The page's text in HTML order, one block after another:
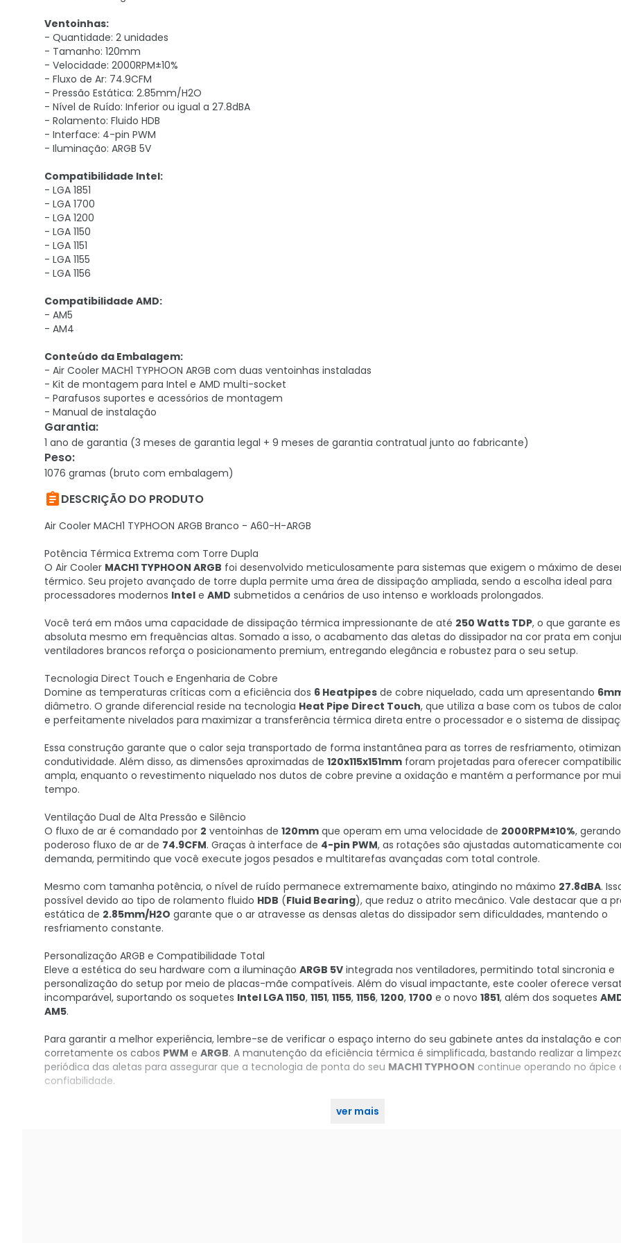
Ventoinhas:
- Quantidade: 2 unidades
- Tamanho: 120mm
- Velocidade: 2000RPM±10%
- Fluxo de Ar: 74.9CFM
- Pressão Estática: 2.85mm/H2O
- Nível de Ruído: Inferior ou igual a 27.8dBA
- Rolamento: Fluido HDB
- Interface: 4-pin PWM
- Iluminação: ARGB 5V
Compatibilidade Intel:
- LGA 1851
- LGA 1700
- LGA 1200
- LGA 1150
- LGA 1151
- LGA 1155
- LGA 1156
Compatibilidade AMD:
- AM5
- AM4
Conteúdo da Embalagem:
- Air Cooler MACH1 TYPHOON ARGB com duas ventoinhas instaladas
- Kit de montagem para Intel e AMD multi-socket
- Parafusos suportes e acessórios de montagem
- Manual de instalação
Garantia:
1 ano de garantia (3 meses de garantia legal + 9 meses de garantia contratual junto ao fabricante)
Peso:
1076 gramas (bruto com embalagem)
DESCRIÇÃO DO PRODUTO
Air Cooler MACH1 TYPHOON ARGB Branco - A60-H-ARGB
Potência Térmica Extrema com Torre Dupla
O Air Cooler MACH1 TYPHOON ARGB foi desenvolvido meticulosamente para sistemas que exigem o máximo de
térmico. Seu projeto avançado de torre dupla permite uma área de dissipação ampliada, sendo a escolha ideal para
processadores modernos Intel e AMD submetidos a cenários de uso intenso e workloads prolongados.
Você terá em mãos uma capacidade de dissipação térmica impressionante de até 250 Watts TDP, o que garante
absoluta mesmo em frequências altas. Somado a isso, o acabamento das aletas do dissipador na cor prata em
ventiladores brancos reforça o posicionamento premium, entregando elegância e robustez para o seu setup.
Tecnologia Direct Touch e Engenharia de Cobre
Domine as temperaturas críticas com a eficiência dos 6 Heatpipes de cobre niquelado, cada um apresentando
diâmetro. O grande diferencial reside na tecnologia Heat Pipe Direct Touch, que utiliza a base com os tubos de
e perfeitamente nivelados para maximizar a transferência térmica direta entre o processador e o sistema de
Essa construção garante que o calor seja transportado de forma instantânea para as torres de resfriamento,
condutividade. Além disso, as dimensões aproximadas de 120x115x151mm foram projetadas para oferecer
ampla, enquanto o revestimento niquelado nos dutos de cobre previne a oxidação e mantém a performance por
tempo.
Ventilação Dual de Alta Pressão e Silêncio
O fluxo de ar é comandado por 2 ventoinhas de 120mm que operam em uma velocidade de 2000RPM±10%,
poderoso fluxo de ar de 74.9CFM. Graças à interface de 4-pin PWM, as rotações são ajustadas automaticamente
demanda, permitindo que você execute jogos pesados e multitarefas avançadas com total controle.
Mesmo com tamanha potência, o nível de ruído permanece extremamente baixo, atingindo no máximo 27.8dBA.
possível devido ao tipo de rolamento fluido HDB (Fluid Bearing), que reduz o atrito mecânico. Vale destacar que a
estática de 2.85mm/H2O garante que o ar atravesse as densas aletas do dissipador sem dificuldades, mantendo o
resfriamento constante.
Personalização ARGB e Compatibilidade Total
Eleve a estética do seu hardware com a iluminação ARGB 5V integrada nos ventiladores, permitindo total sincronia e
personalização do setup por meio de placas-mãe compatíveis. Além do visual impactante, este cooler oferece
incomparável, suportando os soquetes Intel LGA 1150, 1151, 1155, 1156, 1200, 1700 e o novo 1851, além dos soquetes
AM5.
Para garantir a melhor experiência, lembre-se de verificar o espaço interno do seu gabinete antes da instalação e
corretamente os cabos PWM e ARGB. A manutenção da eficiência térmica é simplificada, bastando realizar a
periódica das aletas para assegurar que a tecnologia de ponta do seu MACH1 TYPHOON continue operando no ápice
confiabilidade.
ver mais